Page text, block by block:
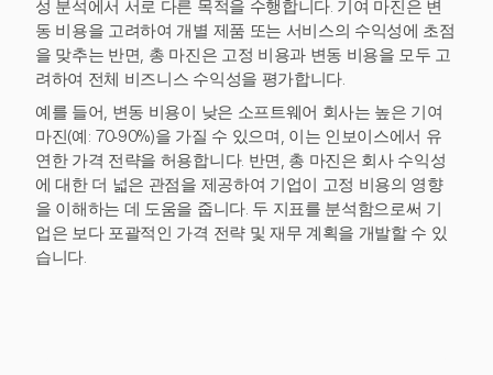
성 분석에서 서로 다른 목적을 수행합니다. 기여 마진은 변
동 비용을 고려하여 개별 제품 또는 서비스의 수익성에 초점
을 맞추는 반면, 총 마진은 고정 비용과 변동 비용을 모두 고
려하여 전체 비즈니스 수익성을 평가합니다.
예를 들어, 변동 비용이 낮은 소프트웨어 회사는 높은 기여
마진(예: 70-90%)을 가질 수 있으며, 이는 인보이스에서 유
연한 가격 전략을 허용합니다. 반면, 총 마진은 회사 수익성
에 대한 더 넓은 관점을 제공하여 기업이 고정 비용의 영향
을 이해하는 데 도움을 줍니다. 두 지표를 분석함으로써 기
업은 보다 포괄적인 가격 전략 및 재무 계획을 개발할 수 있
습니다.